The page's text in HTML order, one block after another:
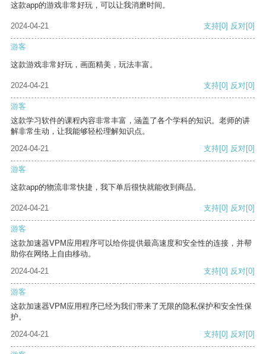
这款app的游戏非常好玩，可以让我消磨时间。
2024-04-21 支持[0] 反对[0]
游客
这款游戏非常好玩，画面精美，玩法丰富。
2024-04-21 支持[0] 反对[0]
游客
这款学习软件的课程内容非常丰富，涵盖了各个学科的知识。老师的讲
解非常生动，让我能够轻松理解知识点。
2024-04-21
支持[0] 反对[0]
游客
这款app的物流非常快捷，我下单后很快就能收到商品。
2024-04-21 支持[0] 反对[0]
游客
这款加速器VPM应用程序可以给你提供最高速度和安全性的连接，并帮
助你在网络上自由移动。
2024-04-21
支持[0] 反对[0]
游客
这款加速器VPM应用程序已经为我们带来了无限的隐私保护和安全性保
护。
2024-04-21
支持[0] 反对[0]